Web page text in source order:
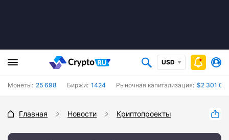
USD
Монеты: 25 698 Биржи: 1424 Рыночная капитализация: $2 301
Главная Новости Криптопроекты